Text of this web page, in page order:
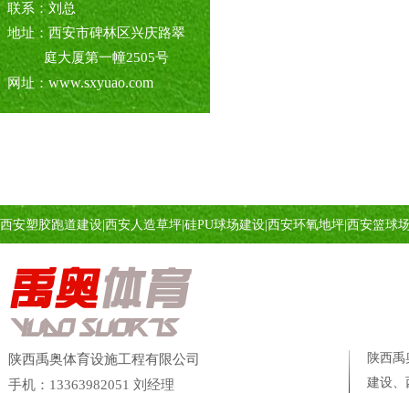
联系：刘总
地址：西安市碑林区兴庆路翠
庭大厦第一幢2505号
网址：www.sxyuao.com
陕西禹奥体育设施工程有限公司
手机：13363982051 刘经理
陕西
建设、
西安塑胶跑道建设 西安人造草坪 硅PU球场建设 西安环氧地坪|西安篮球